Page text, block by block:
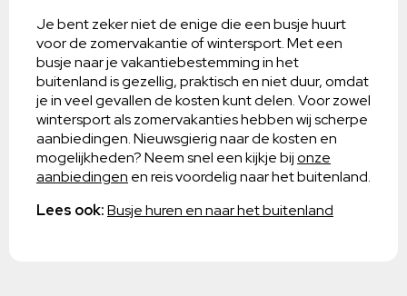
Je bent zeker niet de enige die een busje huurt
voor de zomervakantie of wintersport. Met een
busje naar je vakantiebestemming in het
buitenland is gezellig, praktisch en niet duur, omdat
je in veel gevallen de kosten kunt delen. Voor zowel
wintersport als zomervakanties hebben wij scherpe
aanbiedingen. Nieuwsgierig naar de kosten en
mogelijkheden? Neem snel een kijkje bijonze
aanbiedingen en reis voordelig naar het buitenland.
Lees ook:Busje huren en naar het buitenland